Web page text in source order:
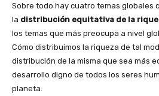
Sobre todo hay cuatro temas globales
la distribución equitativa de la
los temas que más preocupa a nivel
Cómo distribuimos la riqueza de tal
distribución de la misma que sea más
desarrollo digno de todos los seres
planeta.